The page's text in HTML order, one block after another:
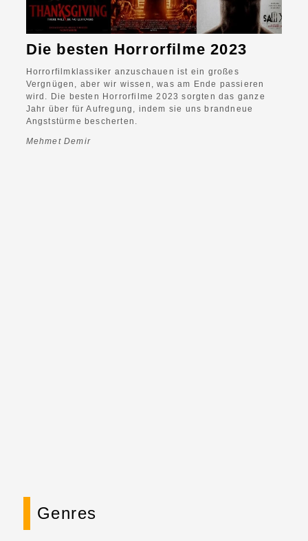
Die besten Horrorfilme 2023
Horrorfilmklassiker anzuschauen ist ein großes
Vergnügen, aber wir wissen, was am Ende passieren
wird. Die besten Horrorfilme 2023 sorgten das ganze
Jahr über für Aufregung, indem sie uns brandneue
Angststürme bescherten.
Mehmet Demir
Genres